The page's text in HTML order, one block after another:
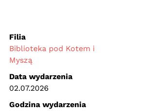
Filia
Biblioteka pod Kotem i
Myszą
Data wydarzenia
02.07.2026
Godzina wydarzenia